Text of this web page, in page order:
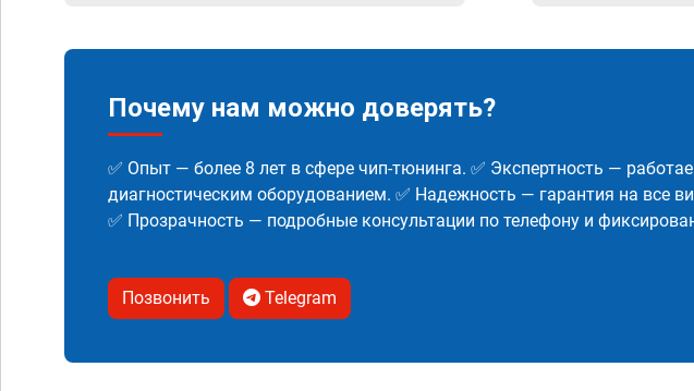
Почему нам можно доверять?
✅ Опыт — более 8 лет в сфере чип-тюнинга. ✅ Экспертность —
диагностическим оборудованием. ✅ Надежность — гарантия на все
✅ Прозрачность — подробные консультации по телефону и
Позвонить Telegram